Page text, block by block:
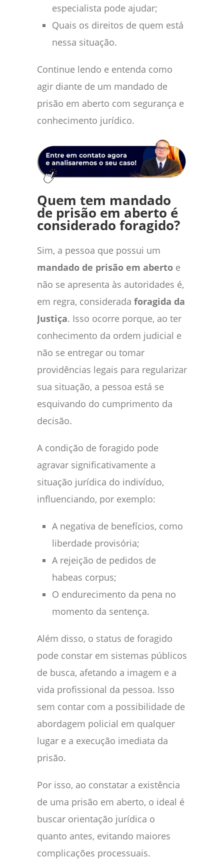
especialista pode ajudar;
Quais os direitos de quem está
nessa situação.
Continue lendo e entenda como
agir diante de um mandado de
prisão em aberto com segurança e
conhecimento jurídico.
Quem tem mandado
de prisão em aberto é
considerado foragido?
Sim, a pessoa que possui um
mandado de prisão em aberto e
não se apresenta às autoridades é,
em regra, considerada foragida da
Justiça. Isso ocorre porque, ao ter
conhecimento da ordem judicial e
não se entregar ou tomar
providências legais para regularizar
sua situação, a pessoa está se
esquivando do cumprimento da
decisão.
A condição de foragido pode
agravar significativamente a
situação jurídica do indivíduo,
influenciando, por exemplo:
A negativa de benefícios, como
liberdade provisória;
A rejeição de pedidos de
habeas corpus;
O endurecimento da pena no
momento da sentença.
Além disso, o status de foragido
pode constar em sistemas públicos
de busca, afetando a imagem e a
vida profissional da pessoa. Isso
sem contar com a possibilidade de
abordagem policial em qualquer
lugar e a execução imediata da
prisão.
Por isso, ao constatar a existência
de uma prisão em aberto, o ideal é
buscar orientação jurídica o
quanto antes, evitando maiores
complicações processuais.